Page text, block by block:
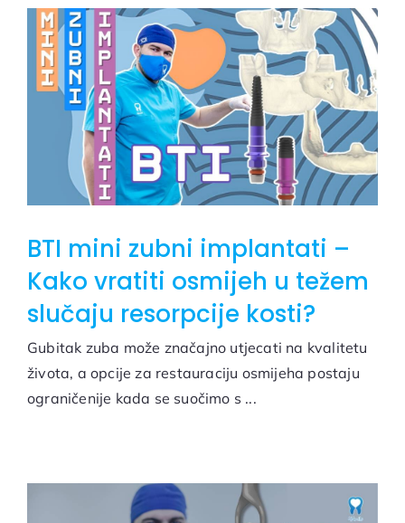
BTI mini zubni implantati –
Kako vratiti osmijeh u težem
slučaju resorpcije kosti?
Gubitak zuba može značajno utjecati na kvalitetu
života, a opcije za restauraciju osmijeha postaju
ograničenije kada se suočimo s ...